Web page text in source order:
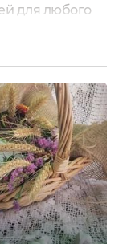
для любого
"Для
"Для
при
заболевания,
для
этот набор!